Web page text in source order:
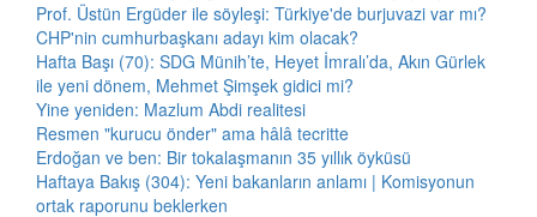
Prof. Üstün Ergüder ile söyleşi: Türkiye'de burjuvazi var mı?
CHP'nin cumhurbaşkanı adayı kim olacak?
Hafta Başı (70): SDG Münih’te, Heyet İmralı’da, Akın Gürlek
ile yeni dönem, Mehmet Şimşek gidici mi?
Yine yeniden: Mazlum Abdi realitesi
Resmen "kurucu önder" ama hâlâ tecritte
Erdoğan ve ben: Bir tokalaşmanın 35 yıllık öyküsü
Haftaya Bakış (304): Yeni bakanların anlamı | Komisyonun
ortak raporunu beklerken